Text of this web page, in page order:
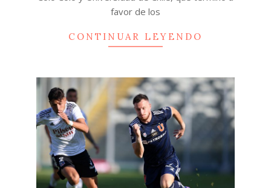
favor de los
CONTINUAR LEYENDO